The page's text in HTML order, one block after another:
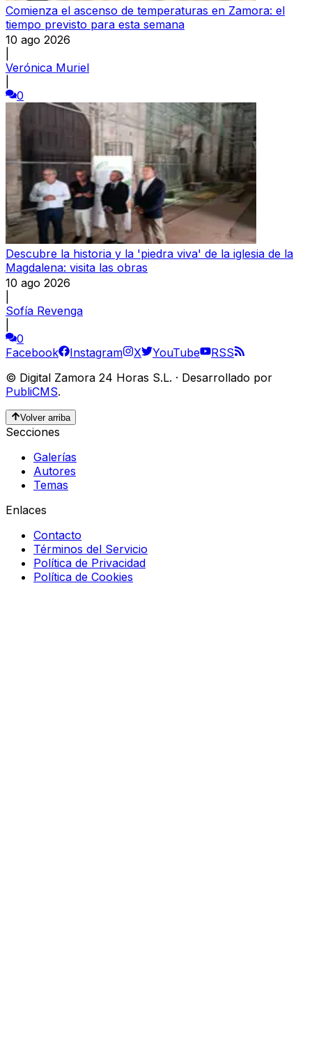
Comienza el ascenso de temperaturas en Zamora: el
tiempo previsto para esta semana
10 ago 2026
Verónica Muriel
0
Descubre la historia y la 'piedra viva' de la iglesia de la
Magdalena: visita las obras
10 ago 2026
Sofía Revenga
0
Facebook
Instagram X YouTube
RSS
© Digital Zamora 24 Horas S.L. · Desarrollado por
PubliCMS.
Volver arriba
Secciones
Galerías
Autores
Temas
Enlaces
Contacto
Términos del Servicio
Política de Privacidad
Política de Cookies